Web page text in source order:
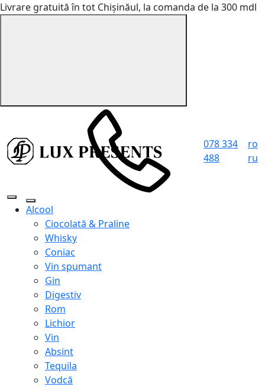
Livrare gratuită în tot Chișinăul, la comanda de la 300 mdl
078 334
488
ro
ru
Alcool
Ciocolată & Praline
Whisky
Coniac
Vin spumant
Gin
Digestiv
Rom
Lichior
Vin
Absint
Tequila
Vodcă